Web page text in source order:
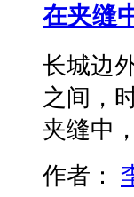
在夹缝
长城边
之间，
夹缝中
作者：